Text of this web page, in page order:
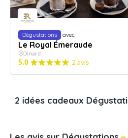
Dégustations avec
Le Royal Émeraude
Dinard
5.0 2 avis
2 idées cadeaux